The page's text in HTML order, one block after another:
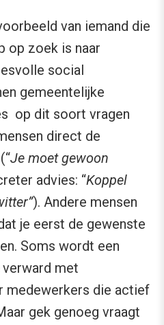
van iemand die
op zoek is naar
social
gemeentelijke
op dit soort vragen
direct de
Je moet gewoon
advies: “Koppel
). Andere mensen
je eerst de gewenste
Soms wordt een
met
medewerkers die actief
gek genoeg vraagt